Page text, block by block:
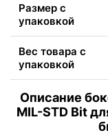
Размер с
упаковкой
Вес товара с
упаковкой
Описание
MIL-STD Bit